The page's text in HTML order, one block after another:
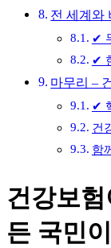
전 세계와
✔
✔
마무리 –
✔
건
함
건강보
든 국민